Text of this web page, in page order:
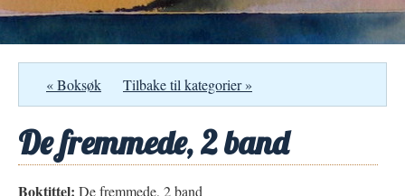
« Boksøk Tilbake til kategorier »
De fremmede, 2 band
Boktittel: De fremmede, 2 band